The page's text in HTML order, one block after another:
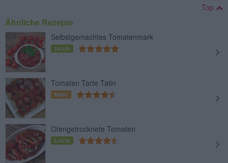
Top
Ähnliche Rezepte
Selbstgemachtes Tomatenmark
Leicht
Tomaten Tarte Tatin
Mittel
Ofengetrocknete Tomaten
Leicht